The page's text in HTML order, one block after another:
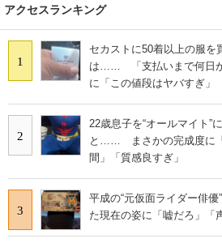
アクセスランキング
1
セカストに50着以上の服
は…… 「支払いまで何日
に「この値段はヤバすぎ」
2
22歳息子を“オールマイト
と…… まさかの完成度に「
間」「質感良すぎ」
3
平成の“元仮面ライダー
た現在の姿に「嘘だろ」「